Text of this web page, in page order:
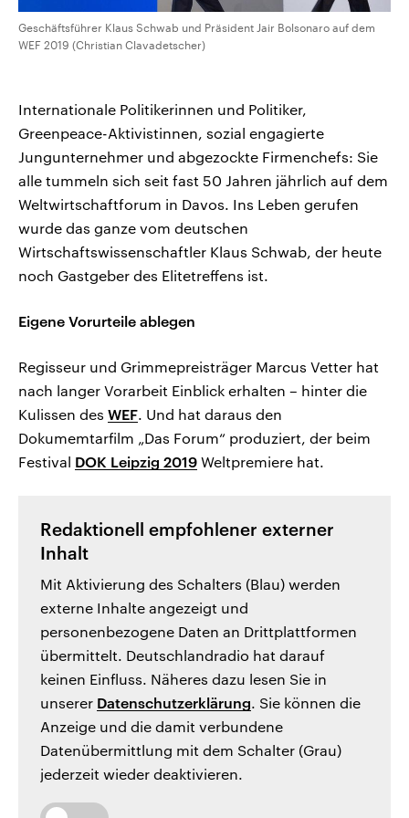
Geschäftsführer Klaus Schwab und Präsident Jair Bolsonaro auf dem
WEF 2019 (Christian Clavadetscher)
Internationale Politikerinnen und Politiker,
Greenpeace-Aktivistinnen, sozial engagierte
Jungunternehmer und abgezockte Firmenchefs: Sie
alle tummeln sich seit fast 50 Jahren jährlich auf dem
Weltwirtschaftforum in Davos. Ins Leben gerufen
wurde das ganze vom deutschen
Wirtschaftswissenschaftler Klaus Schwab, der heute
noch Gastgeber des Elitetreffens ist.
Eigene Vorurteile ablegen
Regisseur und Grimmepreisträger Marcus Vetter hat
nach langer Vorarbeit Einblick erhalten – hinter die
Kulissen des WEF. Und hat daraus den
Dokumemtarfilm „Das Forum“ produziert, der beim
Festival DOK Leipzig 2019 Weltpremiere hat.
Redaktionell empfohlener externer
Inhalt
Mit Aktivierung des Schalters (Blau) werden
externe Inhalte angezeigt und
personenbezogene Daten an Drittplattformen
übermittelt. Deutschlandradio hat darauf
keinen Einfluss. Näheres dazu lesen Sie in
unserer Datenschutzerklärung. Sie können die
Anzeige und die damit verbundene
Datenübermittlung mit dem Schalter (Grau)
jederzeit wieder deaktivieren.